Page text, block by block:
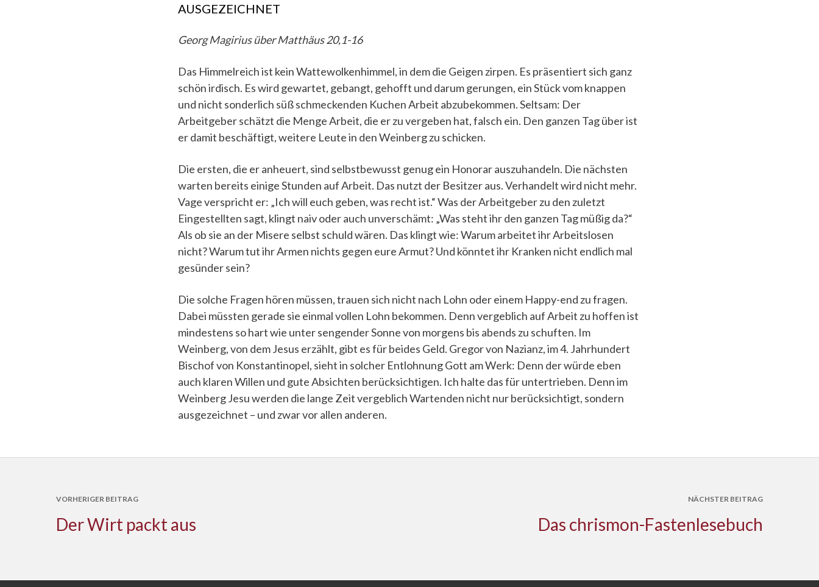
AUSGEZEICHNET
Georg Magirius über Matthäus 20,1-16
Das Himmelreich ist kein Wattewolkenhimmel, in dem die Geigen zirpen. Es präsentiert sich ganz
schön irdisch. Es wird gewartet, gebangt, gehofft und darum gerungen, ein Stück vom knappen
und nicht sonderlich süß schmeckenden Kuchen Arbeit abzubekommen. Seltsam: Der
Arbeitgeber schätzt die Menge Arbeit, die er zu vergeben hat, falsch ein. Den ganzen Tag über ist
er damit beschäftigt, weitere Leute in den Weinberg zu schicken.
Die ersten, die er anheuert, sind selbstbewusst genug ein Honorar auszuhandeln. Die nächsten
warten bereits einige Stunden auf Arbeit. Das nutzt der Besitzer aus. Verhandelt wird nicht mehr.
Vage verspricht er: „Ich will euch geben, was recht ist.“ Was der Arbeitgeber zu den zuletzt
Eingestellten sagt, klingt naiv oder auch unverschämt: „Was steht ihr den ganzen Tag müßig da?“
Als ob sie an der Misere selbst schuld wären. Das klingt wie: Warum arbeitet ihr Arbeitslosen
nicht? Warum tut ihr Armen nichts gegen eure Armut? Und könntet ihr Kranken nicht endlich mal
gesünder sein?
Die solche Fragen hören müssen, trauen sich nicht nach Lohn oder einem Happy-end zu fragen.
Dabei müssten gerade sie einmal vollen Lohn bekommen. Denn vergeblich auf Arbeit zu hoffen ist
mindestens so hart wie unter sengender Sonne von morgens bis abends zu schuften. Im
Weinberg, von dem Jesus erzählt, gibt es für beides Geld. Gregor von Nazianz, im 4. Jahrhundert
Bischof von Konstantinopel, sieht in solcher Entlohnung Gott am Werk: Denn der würde eben
auch klaren Willen und gute Absichten berücksichtigen. Ich halte das für untertrieben. Denn im
Weinberg Jesu werden die lange Zeit vergeblich Wartenden nicht nur berücksichtigt, sondern
ausgezeichnet – und zwar vor allen anderen.
VORHERIGER BEITRAG
Der Wirt packt aus
NÄCHSTER BEITRAG
Das chrismon-Fastenlesebuch